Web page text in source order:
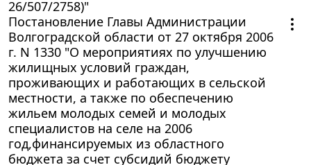
26/507/2758)"
Постановление Главы Администрации
Волгоградской области от 27 октября 2006
г. N 1330 "О мероприятиях по улучшению
жилищных условий граждан,
проживающих и работающих в сельской
местности, а также по обеспечению
жильем молодых семей и молодых
специалистов на селе на 2006
год,финансируемых из областного
бюджета за счет субсидий бюджету